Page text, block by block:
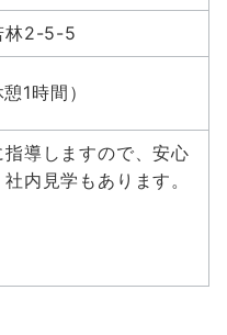
林2-5-5
1時間）
導しますので、安心
内見学もあります。